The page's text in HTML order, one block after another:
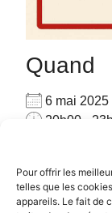
Pour offrir les
telles que les
appareils. Le fait de
Quand
6 mai
20h00 -
06.72.78.97.17
Pour plus